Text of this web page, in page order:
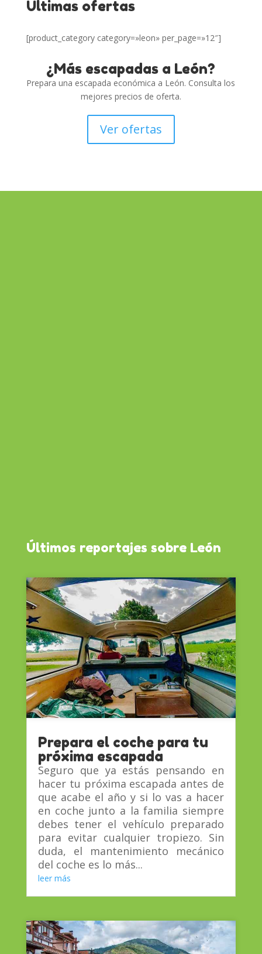
Últimas ofertas
[product_category category=»leon» per_page=»12″]
¿Más escapadas a León?
Prepara una escapada económica a León. Consulta los
mejores precios de oferta.
Ver ofertas
Últimos reportajes sobre León
Prepara el coche para tu
próxima escapada
Seguro que ya estás pensando en
hacer tu próxima escapada antes de
que acabe el año y si lo vas a hacer
en coche junto a la familia siempre
debes tener el vehículo preparado
para evitar cualquier tropiezo. Sin
duda, el mantenimiento mecánico
del coche es lo más...
leer más